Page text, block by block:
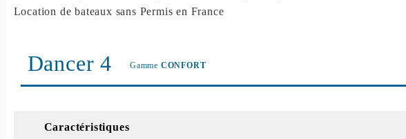
Location de bateaux sans Permis en France
Dancer 4 Gamme CONFORT
Caractéristiques